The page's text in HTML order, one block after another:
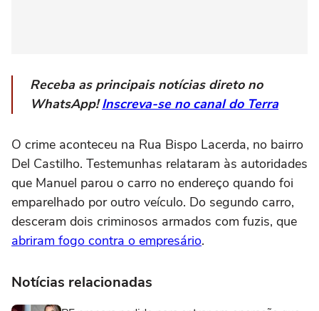
Receba as principais notícias direto no
WhatsApp!Inscreva-se no canal do Terra
O crime aconteceu na Rua Bispo Lacerda, no bairro
Del Castilho. Testemunhas relataram às autoridades
que Manuel parou o carro no endereço quando foi
emparelhado por outro veículo. Do segundo carro,
desceram dois criminosos armados com fuzis, que
abriram fogo contra o empresário.
Notícias relacionadas